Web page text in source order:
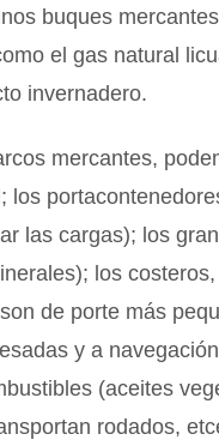
buques
el gas natural
invernadero.
mercantes,
los
las cargas); los
los
de porte más
y a
(aceites
rodados,